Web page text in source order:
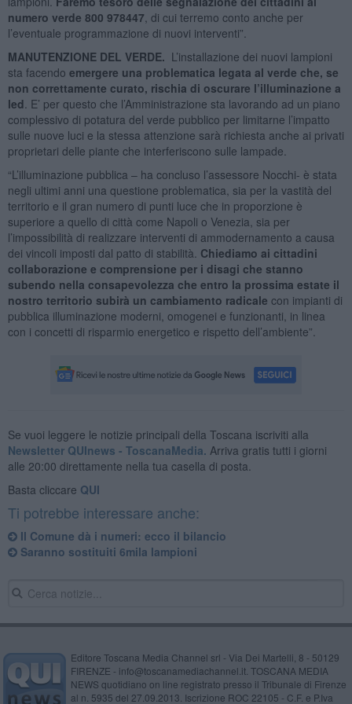
numero verde 800 978447 , di cui terremo conto anche per
l’eventuale programmazione di nuovi interventi”.
MANUTENZIONE DEL VERDE. L’installazione dei nuovi lampioni
sta facendo emergere una problematica legata al verde che, se
non correttamente curato, rischia di oscurare l’illuminazione a
led . E’ per questo che l’Amministrazione sta lavorando ad un piano
complessivo di potatura del verde pubblico per limitarne l’impatto
sulle nuove luci e la stessa attenzione sarà richiesta anche ai privati
proprietari delle piante che interferiscono sulle lampade.
“L’illuminazione pubblica – ha concluso l’assessore Nocchi- è stata
negli ultimi anni una questione problematica, sia per la vastità del
territorio e il gran numero di punti luce che in proporzione è
superiore a quello di città come Napoli o Venezia, sia per
l’impossibilità di realizzare interventi di ammodernamento a causa
dei vincoli imposti dal patto di stabilità. Chiediamo ai cittadini
collaborazione e comprensione per i disagi che stanno
subendo nella consapevolezza che entro la prossima estate il
nostro territorio subirà un cambiamento radicale con impianti di
pubblica illuminazione moderni, omogenei e funzionanti, in linea
con i concetti di risparmio energetico e rispetto dell’ambiente”.
Se vuoi leggere le notizie principali della Toscana iscriviti alla
Newsletter QUInews - ToscanaMedia. Arriva gratis tutti i giorni
alle 20:00 direttamente nella tua casella di posta.
Basta cliccare QUI
Ti potrebbe interessare anche:
Il Comune dà i numeri: ecco il bilancio
Saranno sostituiti 6mila lampioni
Editore Toscana Media Channel srl - Via Dei Martelli, 8 - 50129
FIRENZE - info@toscanamediachannel.it. TOSCANA MEDIA
NEWS quotidiano on line registrato presso il Tribunale di Firenze
al n. 5935 del 27.09.2013. Iscrizione ROC 22105 - C.F. e P.Iva